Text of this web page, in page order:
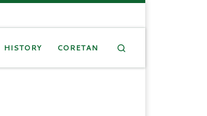
HISTORY CORETAN